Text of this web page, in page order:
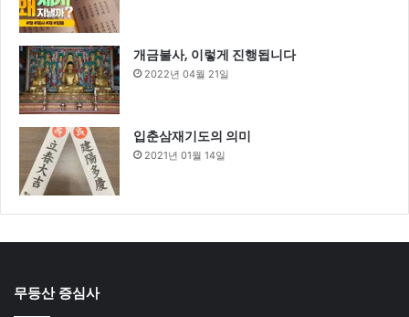
개금불사, 이렇게 진행됩니다
2022년 04월 21일
입춘삼재기도의 의미
2021년 01월 14일
무등산 증심사